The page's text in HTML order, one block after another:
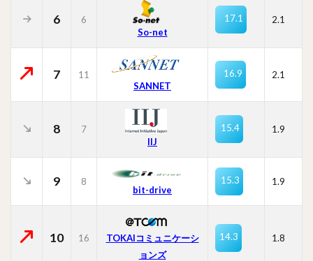
6
6
So-net
17.1 2.1
7
11
SANNET
16.9 2.1
8
7
IIJ
15.4 1.9
9 8
bit-drive
15.3 1.9
10 16
TOKAIコミュニケーシ
ョンズ
14.3 1.8